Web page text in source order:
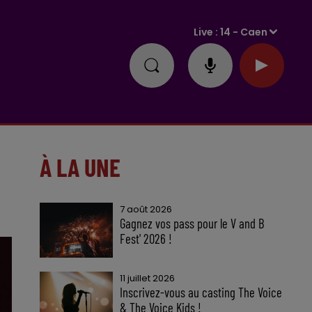
Live :14 - Caen
À LA UNE
7 août 2026
Gagnez vos pass pour le V and B
Fest' 2026 !
11 juillet 2026
Inscrivez-vous au casting The Voice
& The Voice Kids !